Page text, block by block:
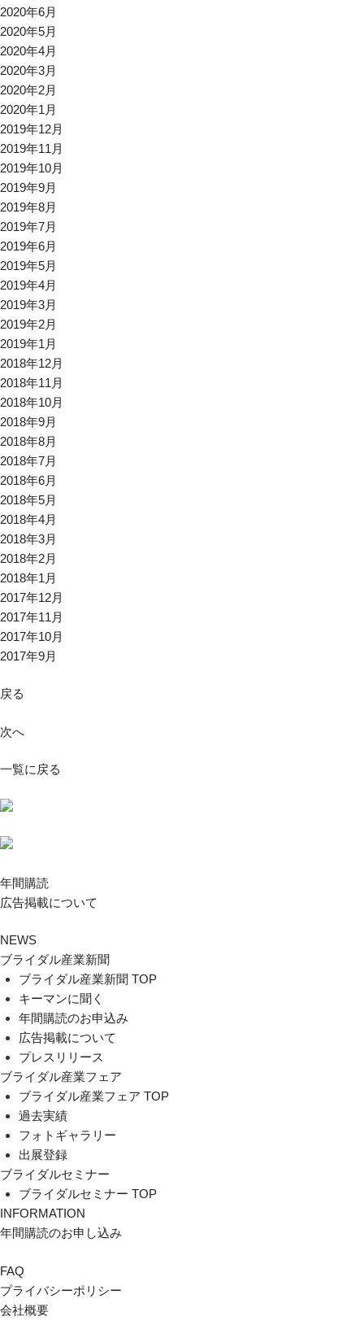
2020年6月
2020年5月
2020年4月
2020年3月
2020年2月
2020年1月
2019年12月
2019年11月
2019年10月
2019年9月
2019年8月
2019年7月
2019年6月
2019年5月
2019年4月
2019年3月
2019年2月
2019年1月
2018年12月
2018年11月
2018年10月
2018年9月
2018年8月
2018年7月
2018年6月
2018年5月
2018年4月
2018年3月
2018年2月
2018年1月
2017年12月
2017年11月
2017年10月
2017年9月
戻る
次へ
一覧に戻る
年間購読
広告掲載について
NEWS
ブライダル産業新聞
ブライダル産業新聞 TOP
キーマンに聞く
年間購読のお申込み
広告掲載について
プレスリリース
ブライダル産業フェア
ブライダル産業フェア TOP
過去実績
フォトギャラリー
出展登録
ブライダルセミナー
ブライダルセミナー TOP
INFORMATION
年間購読のお申し込み
FAQ
プライバシーポリシー
会社概要